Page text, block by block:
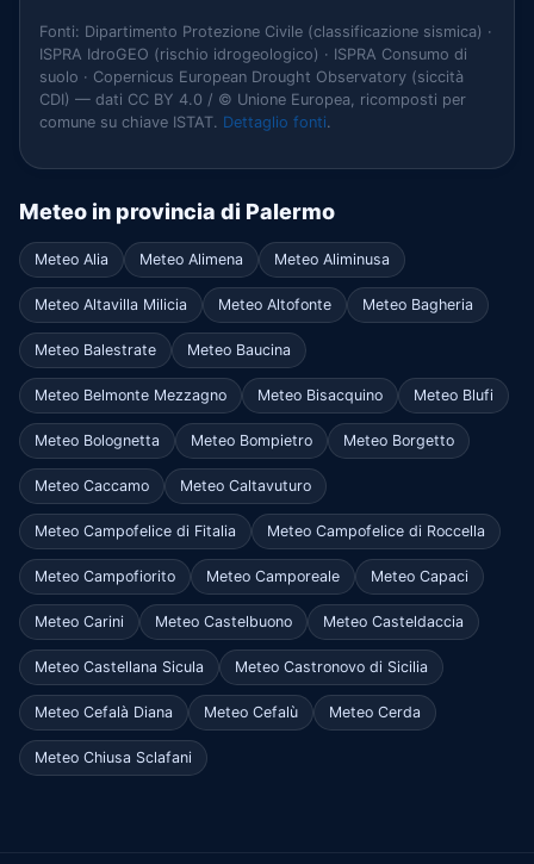
Fonti: Dipartimento Protezione Civile (classificazione sismica) ·
ISPRA IdroGEO (rischio idrogeologico) · ISPRA Consumo di
suolo · Copernicus European Drought Observatory (siccità
CDI) — dati CC BY 4.0 / © Unione Europea, ricomposti per
comune su chiave ISTAT. Dettaglio fonti.
Meteo in provincia di Palermo
Meteo Alia Meteo Alimena Meteo Aliminusa
Meteo Altavilla Milicia Meteo Altofonte Meteo Bagheria
Meteo Balestrate Meteo Baucina
Meteo Belmonte Mezzagno Meteo Bisacquino Meteo Blufi
Meteo Bolognetta Meteo Bompietro Meteo Borgetto
Meteo Caccamo Meteo Caltavuturo
Meteo Campofelice di Fitalia Meteo Campofelice di Roccella
Meteo Campofiorito Meteo Camporeale Meteo Capaci
Meteo Carini Meteo Castelbuono Meteo Casteldaccia
Meteo Castellana Sicula Meteo Castronovo di Sicilia
Meteo Cefalà Diana Meteo Cefalù Meteo Cerda
Meteo Chiusa Sclafani